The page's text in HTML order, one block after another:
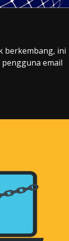
berkembang, ini
email